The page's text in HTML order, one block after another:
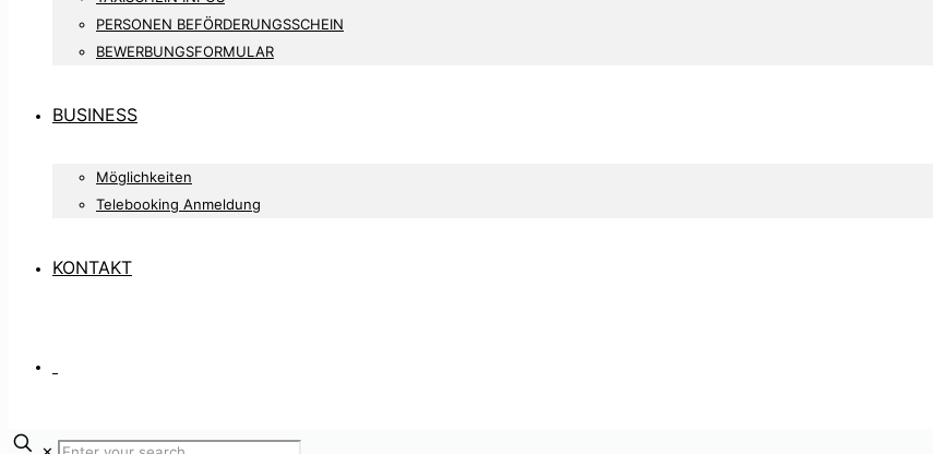
PERSONEN BEFÖRDERUNGSSCHEIN
BEWERBUNGSFORMULAR
BUSINESS
Möglichkeiten
Telebooking Anmeldung
KONTAKT